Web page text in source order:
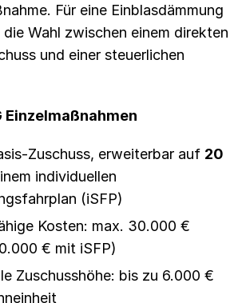
Für eine Einblasdämmung
Wahl zwischen einem direkten
und einer steuerlichen
Einzelmaßnahmen
Zuschuss, erweiterbar auf 20
individuellen
(iSFP)
Kosten: max. 30.000 €
€ mit iSFP)
Zuschusshöhe: bis zu 6.000 €